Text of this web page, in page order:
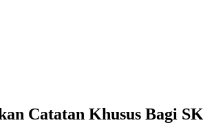
Catatan Khusus Bagi